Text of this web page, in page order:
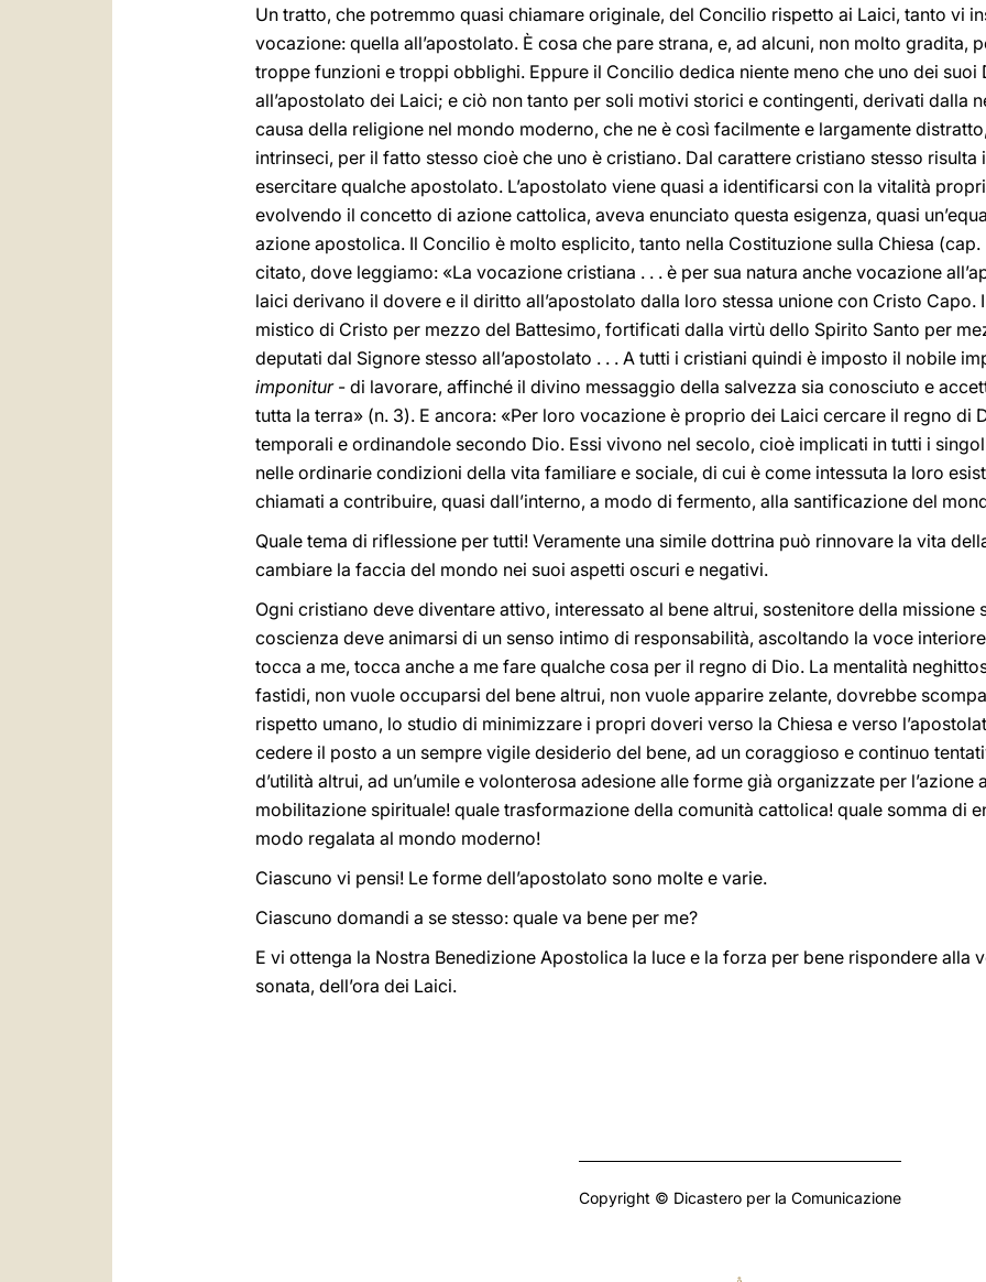
Un tratto, che potremmo quasi chiamare originale, del Concilio rispetto ai Laici, tanto vi
vocazione: quella all’apostolato. È cosa che pare strana, e, ad alcuni, non molto gradita,
troppe funzioni e troppi obblighi. Eppure il Concilio dedica niente meno che uno dei suoi
all’apostolato dei Laici; e ciò non tanto per soli motivi storici e contingenti, derivati dalla
causa della religione nel mondo moderno, che ne è così facilmente e largamente
intrinseci, per il fatto stesso cioè che uno è cristiano. Dal carattere cristiano stesso
esercitare qualche apostolato. L’apostolato viene quasi a identificarsi con la vitalità
evolvendo il concetto di azione cattolica, aveva enunciato questa esigenza, quasi
azione apostolica. Il Concilio è molto esplicito, tanto nella Costituzione sulla Chiesa
citato, dove leggiamo: «La vocazione cristiana . . . è per sua natura anche vocazione
laici derivano il dovere e il diritto all’apostolato dalla loro stessa unione con Cristo Capo.
mistico di Cristo per mezzo del Battesimo, fortificati dalla virtù dello Spirito Santo per
deputati dal Signore stesso all’apostolato . . . A tutti i cristiani quindi è imposto il nobile
imponitur- di lavorare, affinché il divino messaggio della salvezza sia conosciuto e
tutta la terra» (n. 3). E ancora: «Per loro vocazione è proprio dei Laici cercare il regno di
temporali e ordinandole secondo Dio. Essi vivono nel secolo, cioè implicati in tutti i
nelle ordinarie condizioni della vita familiare e sociale, di cui è come intessuta la loro
chiamati a contribuire, quasi dall’interno, a modo di fermento, alla santificazione del
Quale tema di riflessione per tutti! Veramente una simile dottrina può rinnovare la vita
cambiare la faccia del mondo nei suoi aspetti oscuri e negativi.
Ogni cristiano deve diventare attivo, interessato al bene altrui, sostenitore della missione
coscienza deve animarsi di un senso intimo di responsabilità, ascoltando la voce
tocca a me, tocca anche a me fare qualche cosa per il regno di Dio. La mentalità
fastidi, non vuole occuparsi del bene altrui, non vuole apparire zelante, dovrebbe
rispetto umano, lo studio di minimizzare i propri doveri verso la Chiesa e verso
cedere il posto a un sempre vigile desiderio del bene, ad un coraggioso e continuo
d’utilità altrui, ad un’umile e volonterosa adesione alle forme già organizzate per l’azione
mobilitazione spirituale! quale trasformazione della comunità cattolica! quale somma di
modo regalata al mondo moderno!
Ciascuno vi pensi! Le forme dell’apostolato sono molte e varie.
Ciascuno domandi a se stesso: quale va bene per me?
E vi ottenga la Nostra Benedizione Apostolica la luce e la forza per bene rispondere alla
sonata, dell’ora dei Laici.
Copyright © Dicastero per la Comunicazione